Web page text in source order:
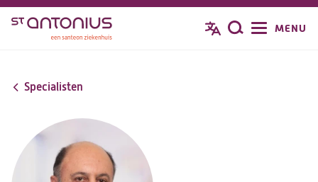
Overslaan
inhoud
Zoeken
MENU
Specialisten